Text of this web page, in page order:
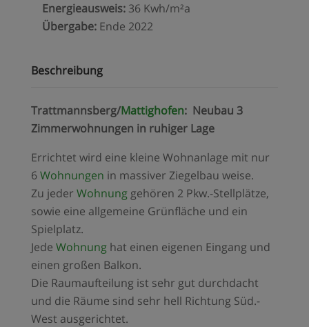
Energieausweis: 36 Kwh/m²a
Übergabe: Ende 2022
Beschreibung
Trattmannsberg/Mattighofen: Neubau 3
Zimmerwohnungen in ruhiger Lage
Errichtet wird eine kleine Wohnanlage mit nur
6Wohnungen in massiver Ziegelbau weise.
Zu jeder Wohnung gehören 2 Pkw.-Stellplätze,
sowie eine allgemeine Grünfläche und ein
Spielplatz.
Jede Wohnung hat einen eigenen Eingang und
einen großen Balkon.
Die Raumaufteilung ist sehr gut durchdacht
und die Räume sind sehr hell Richtung Süd.-
West ausgerichtet.